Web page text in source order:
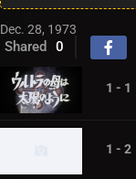
Dec. 28, 1973
Shared 0
1 - 1
1 - 2